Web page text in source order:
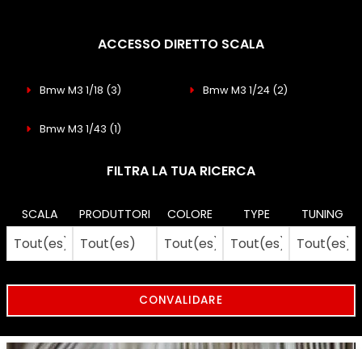
ACCESSO DIRETTO SCALA
Bmw M3 1/18 (3) Bmw M3 1/24 (2)
Bmw M3 1/43 (1)
FILTRA LA TUA RICERCA
SCALA PRODUTTORI COLORE TYPE TUNING